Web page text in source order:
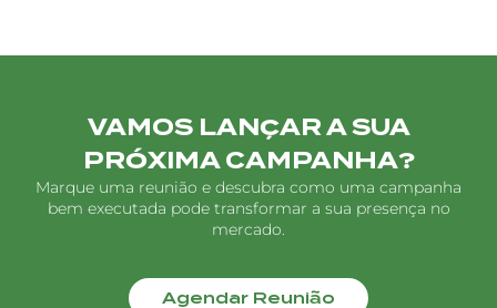
VAMOS LANÇAR A SUA
PRÓXIMA CAMPANHA?
Marque uma reunião e descubra como uma campanha
bem executada pode transformar a sua presença no
mercado.
Agendar Reunião